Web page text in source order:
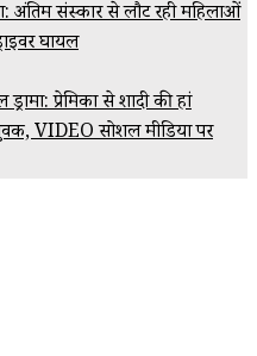
अंतिम संस्कार से लौट रही महिलाओं
घायल
प्रेमिका से शादी की हां
VIDEO सोशल मीडिया पर